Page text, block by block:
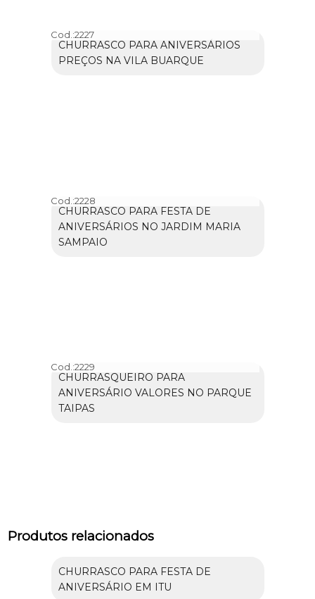
Cod.:2227
CHURRASCO PARA ANIVERSÁRIOS
PREÇOS NA VILA BUARQUE
Cod.:2228
CHURRASCO PARA FESTA DE
ANIVERSÁRIOS NO JARDIM MARIA
SAMPAIO
Cod.:2229
CHURRASQUEIRO PARA
ANIVERSÁRIO VALORES NO PARQUE
TAIPAS
Produtos relacionados
CHURRASCO PARA FESTA DE
ANIVERSÁRIO EM ITU